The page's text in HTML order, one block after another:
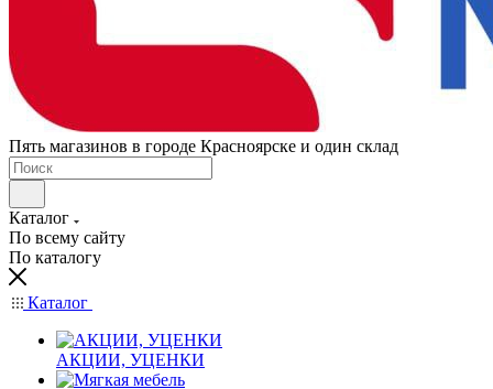
Пять магазинов в городе Красноярске и один склад
Каталог
По всему сайту
По каталогу
Каталог
АКЦИИ, УЦЕНКИ